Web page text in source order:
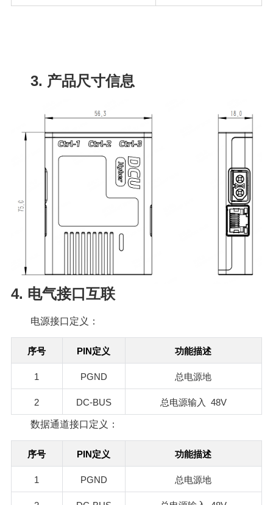
3. 产品尺寸信息
4. 电气接口互联
电源接口定义：
序号 PIN定义 功能描述
1 PGND 总电源地
2 DC-BUS 总电源输入 48V
数据通道接口定义：
序号 PIN定义 功能描述
1 PGND 总电源地